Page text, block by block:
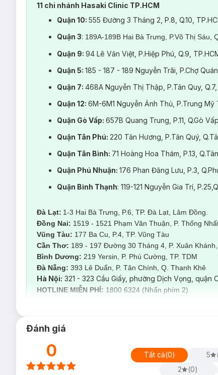
11 chi nhánh Hasaki Clinic TP.HCM
Quận 10: 555 Đường 3 Tháng 2, P.8, Q.10,
Quận 3: 189A-189B Hai Bà Trưng, P.Võ Thị Sáu,
Quận 9: 94 Lê Văn Việt, P.Hiệp Phú, Q.9,
Quận 5: 185 - 187 - 189 Nguyễn Trãi, P.Chợ
Quận 7: 468A Nguyễn Thị Thập, P.Tân Quy, Q.7,
Quận 12: 6M-6M1 Nguyễn Ảnh Thủ, P.Trung Mỹ
Quận Gò Vấp: 657B Quang Trung, P.11, Q.Gò
Quận Tân Phú: 220 Tân Hương, P.Tân Quý,
Quận Tân Bình: 71 Hoàng Hoa Thám, P.13,
Quận Phú Nhuận: 176 Phan Đăng Lưu, P.3,
Quận Bình Thạnh: 119-121 Nguyễn Gia Trí,
Đà Lạt: 1-3 Hai Bà Trưng, P.6, TP. Đà Lạt, Lâm Đồng.
Đồng Nai: 1519 - 1521 Phạm Văn Thuận, P. Thống
Vũng Tàu: 177 Ba Cu, P.4, TP. Vũng Tàu
Cần Thơ: 189 - 197 Đường 30 Tháng 4, P. Xuân
Bình Dương: 219 Yersin, P. Phú Cường, TP. TDM
Đà Nẵng: 393 Lê Duẩn, P. Tân Chính, Q. Thanh
Hà Nội: 321 - 323 Cầu Giấy, phường Dịch Vọng, quận
HOTLINE MIỄN PHÍ: 1800 6324 (Nhấn phím 2)
Đánh giá
0 Tất cả(0) 5
2
(0)